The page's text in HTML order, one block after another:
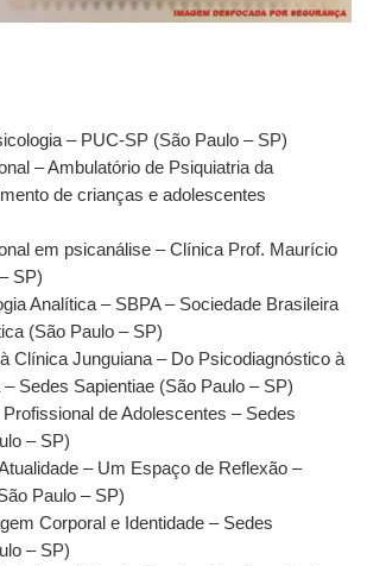
– PUC-SP (São Paulo – SP)
– Ambulatório de Psiquiatria da
de crianças e adolescentes
em psicanálise – Clínica Prof. Maurício
SP)
Analítica – SBPA – Sociedade Brasileira
(São Paulo – SP)
Clínica Junguiana – Do Psicodiagnóstico à
Sedes Sapientiae (São Paulo – SP)
de Adolescentes – Sedes
– SP)
– Um Espaço de Reflexão –
Paulo – SP)
Corporal e Identidade – Sedes
– SP)